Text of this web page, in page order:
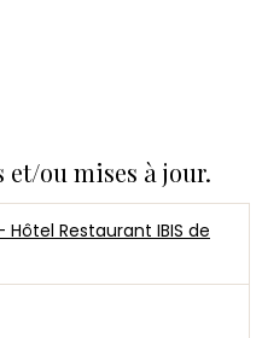
et/ou mises à jour.
Restaurant IBIS de